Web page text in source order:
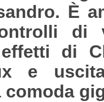
È
di
e